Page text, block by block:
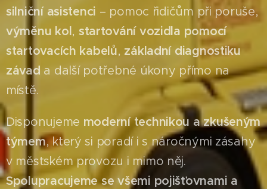
silniční asistenci – pomoc řidičům při poruše,
výměnu kol, startování vozidla pomocí
startovacích kabelů, základní diagnostiku
závad a další potřebné úkony přímo na
místě.
Disponujeme moderní technikou a zkušeným
týmem, který si poradí i s náročnými zásahy
v městském provozu i mimo něj.
Spolupracujeme se všemi pojišťovnami a